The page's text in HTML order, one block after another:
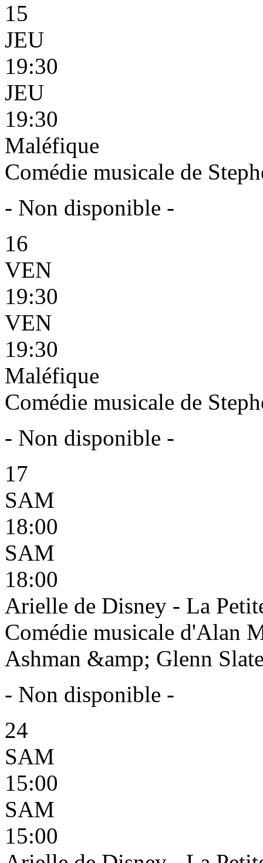
15
JEU
19:30
JEU
19:30
Maléfique
Comédie musicale de
- Non disponible -
16
VEN
19:30
VEN
19:30
Maléfique
Comédie musicale de
- Non disponible -
17
SAM
18:00
SAM
18:00
Arielle de Disney - La
Comédie musicale d'Alan
Ashman &amp; Glenn
- Non disponible -
24
SAM
15:00
SAM
15:00